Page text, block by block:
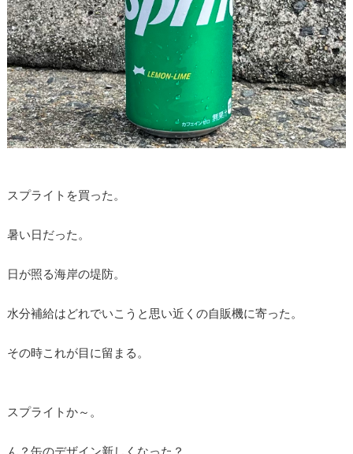
スプライトを買った。
暑い日だった。
日が照る海岸の堤防。
水分補給はどれでいこうと思い近くの自販機に寄った。
その時これが目に留まる。
スプライトか～。
ん？缶のデザイン新しくなった？